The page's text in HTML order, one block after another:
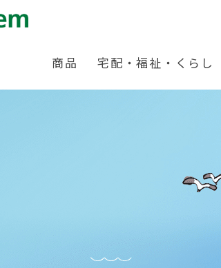
商品 宅配・福祉・くらし